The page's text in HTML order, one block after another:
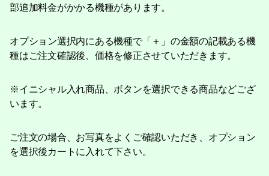
部追加料金がかかる機種があります。
オプション選択内にある機種で「＋」の金額の記載ある機
種はご注文確認後、価格を修正させていただきます。
※イニシャル入れ商品、ボタンを選択できる商品などござ
います。
ご注文の場合、お写真をよくご確認いただき、オプション
を選択後カートに入れて下さい。